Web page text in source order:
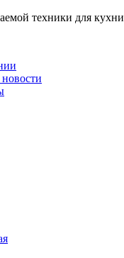
техники для кухни